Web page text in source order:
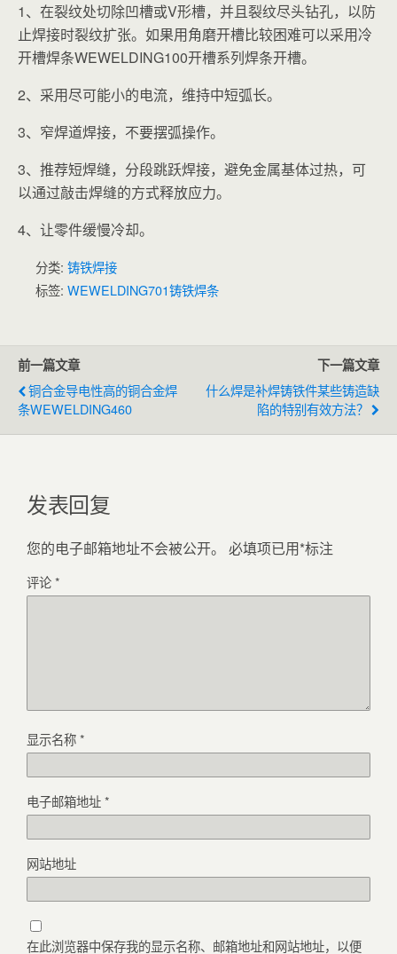
1、在裂纹处切除凹槽或V形槽，并且裂纹尽头钻孔，以防
止焊接时裂纹扩张。如果用角磨开槽比较困难可以采用冷
开槽焊条WEWELDING100开槽系列焊条开槽。
2、采用尽可能小的电流，维持中短弧长。
3、窄焊道焊接，不要摆弧操作。
3、推荐短焊缝，分段跳跃焊接，避免金属基体过热，可
以通过敲击焊缝的方式释放应力。
4、让零件缓慢冷却。
分类: 铸铁焊接
标签: WEWELDING701铸铁焊条
前一篇文章
铜合金导电性高的铜合金焊
条WEWELDING460
下一篇文章
什么焊是补焊铸铁件某些铸造缺
陷的特别有效方法？
发表回复
您的电子邮箱地址不会被公开。 必填项已用*标注
评论*
显示名称*
电子邮箱地址*
网站地址
在此浏览器中保存我的显示名称、邮箱地址和网站地址，以便